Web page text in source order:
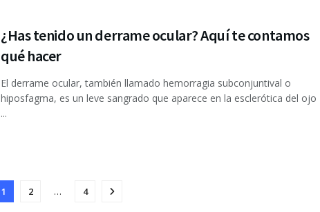
¿Has tenido un derrame ocular? Aquí te contamos
qué hacer
El derrame ocular, también llamado hemorragia subconjuntival o
hiposfagma, es un leve sangrado que aparece en la esclerótica del ojo
...
1 2 … 4